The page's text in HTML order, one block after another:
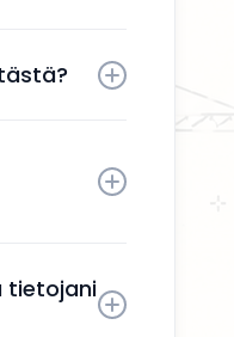
sinun
tietojani